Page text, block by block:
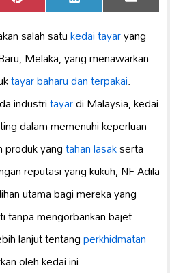
on on on
salah satukedai tayaryang
Melaka, yang menawarkan
tayar baharu dan terpakai.
industritayardi Malaysia, kedai
dalam memenuhi keperluan
yangtahan lasakserta
reputasi yang kukuh, NF Adila
utama bagi mereka yang
tanpa mengorbankan bajet.
lanjut tentangperkhidmatan
oleh kedai ini.